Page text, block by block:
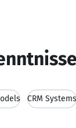
CRM Systems